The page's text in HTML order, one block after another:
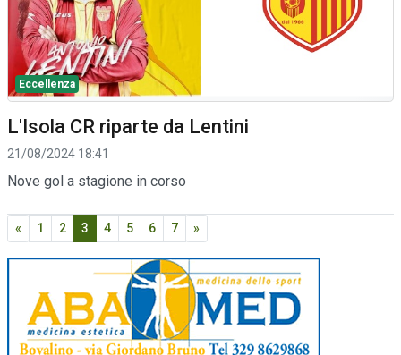
Eccellenza
L'Isola CR riparte da Lentini
21/08/2024 18:41
Nove gol a stagione in corso
« 1 2 3 4 5 6 7 »